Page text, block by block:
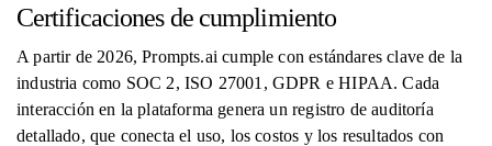
Certificaciones de cumplimiento
A partir de 2026, Prompts.ai cumple con estándares clave de la
industria como SOC 2, ISO 27001, GDPR e HIPAA. Cada
interacción en la plataforma genera un registro de auditoría
detallado, que conecta el uso, los costos y los resultados con